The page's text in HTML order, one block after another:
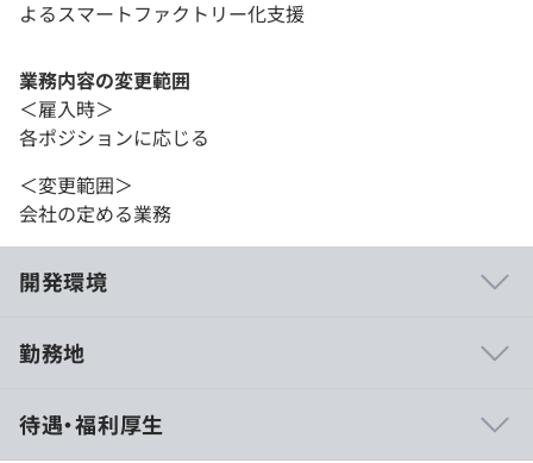
よるスマートファクトリー化支援
業務内容の変更範囲
＜雇入時＞
各ポジションに応じる
＜変更範囲＞
会社の定める業務
開発環境
勤務地
待遇・福利厚生